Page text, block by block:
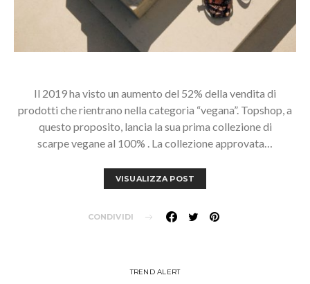
Il 2019 ha visto un aumento del 52% della vendita di
prodotti che rientrano nella categoria “vegana”. Topshop, a
questo proposito, lancia la sua prima collezione di
scarpe vegane al 100% . La collezione approvata…
VISUALIZZA POST
CONDIVIDI
TREND ALERT